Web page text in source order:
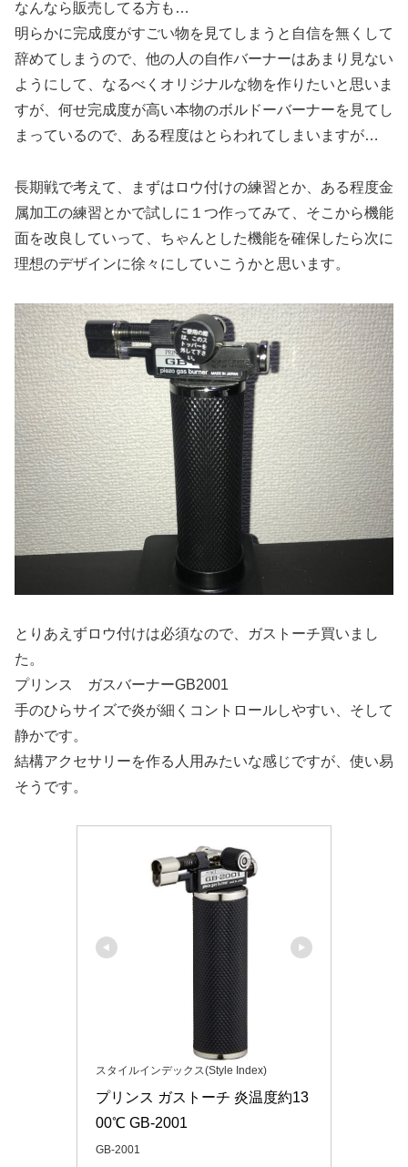
なんなら販売してる方も…
明らかに完成度がすごい物を見てしまうと自信を無くして
辞めてしまうので、他の人の自作バーナーはあまり見ない
ようにして、なるべくオリジナルな物を作りたいと思いま
すが、何せ完成度が高い本物のボルドーバーナーを見てし
まっているので、ある程度はとらわれてしまいますが…
長期戦で考えて、まずはロウ付けの練習とか、ある程度金
属加工の練習とかで試しに１つ作ってみて、そこから機能
面を改良していって、ちゃんとした機能を確保したら次に
理想のデザインに徐々にしていこうかと思います。
とりあえずロウ付けは必須なので、ガストーチ買いまし
た。
プリンス ガスバーナーGB2001
手のひらサイズで炎が細くコントロールしやすい、そして
静かです。
結構アクセサリーを作る人用みたいな感じですが、使い易
そうです。
スタイルインデックス(Style Index)
プリンス ガストーチ 炎温度約13
00℃ GB-2001
GB-2001